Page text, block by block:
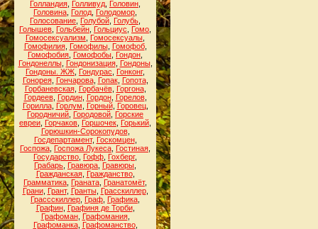
Голландия Голливуд Головин
Головина Голод Голодомор
Голосование Голубой Голубь
Голышев Гольбейн Гольциус Гомо
Гомосексуализм
Гомосексуалы
Гомофилия, Гомофилы, Гомофоб,
Гомофобия Гомофобы Гондон
Гондонеллы, Гондонизация, Гондоны,
Гондоны. ЖЖ Гондурас Гонконг,
Гонорея, Гончарова, Гопак, Гопота,
Горбаневская, Горбачёв, Горгона,
Гордеев, Гордин, Гордон, Горелов,
Горилла, Горлум Горный, Горовец,
Городничий Городовой Горские
евреи Горчаков Горшочек Горький
Горюшкин-Сорокопудов,
Госдепартамент, Госкомцен,
Госпожа Госпожа Лукеса Гостиная
Государство Гофф Гохберг,
Грабарь Гравюра Гравюры
Гражданская, Гражданство,
Грамматика Граната Гранатомёт,
Грани, Грант, Гранты, Грасскиллер,
Грассскиллер Граф Графика
Графин, Графиня де Торби,
Графоман, Графомания,
Графоманка, Графоманство,